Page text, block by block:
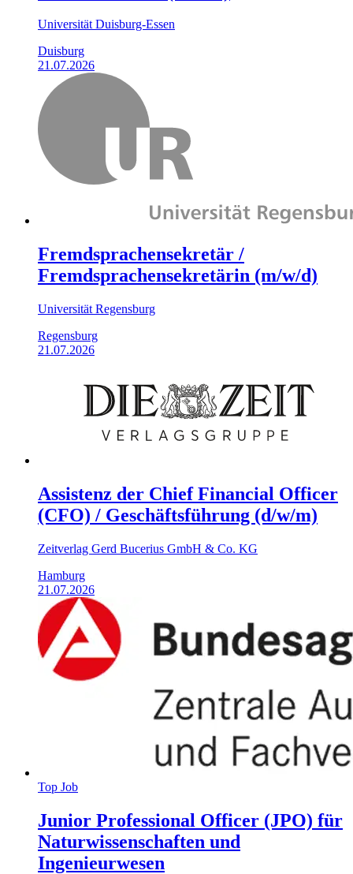
Universität Duisburg-Essen
Duisburg
21.07.2026
Fremdsprachensekretär /
Fremdsprachensekretärin (m/w/d)
Universität Regensburg
Regensburg
21.07.2026
Assistenz der Chief Financial Officer
(CFO) / Geschäftsführung (d/w/m)
Zeitverlag Gerd Bucerius GmbH & Co. KG
Hamburg
21.07.2026
Top Job
Junior Professional Officer (JPO) für
Naturwissenschaften und
Ingenieurwesen